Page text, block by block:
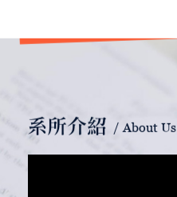
系所介紹 / About Us